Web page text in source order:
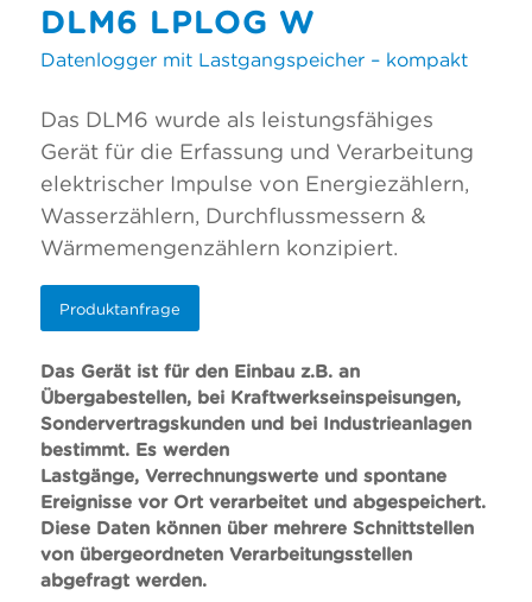
DLM6 LPLOG W
Datenlogger mit Lastgangspeicher – kompakt
Das DLM6 wurde als leistungsfähiges
Gerät für die Erfassung und Verarbeitung
elektrischer Impulse von Energiezählern,
Wasserzählern, Durchflussmessern &
Wärmemengenzählern konzipiert.
Produktanfrage
Das Gerät ist für den Einbau z.B. an
Übergabestellen, bei Kraftwerkseinspeisungen,
Sondervertragskunden und bei Industrieanlagen
bestimmt. Es werden
Lastgänge, Verrechnungswerte und spontane
Ereignisse vor Ort verarbeitet und abgespeichert.
Diese Daten können über mehrere Schnittstellen
von übergeordneten Verarbeitungsstellen
abgefragt werden.